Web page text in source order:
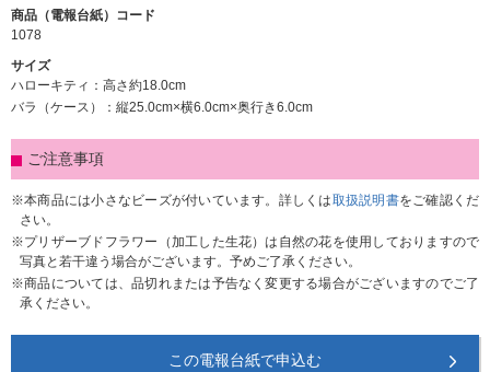
商品（電報台紙）コード
1078
サイズ
ハローキティ：高さ約18.0cm
バラ（ケース）：縦25.0cm×横6.0cm×奥行き6.0cm
ご注意事項
本商品には小さなビーズが付いています。詳しくは取扱説明書をご確認くだ
さい。
プリザーブドフラワー（加工した生花）は自然の花を使用しておりますので
写真と若干違う場合がございます。予めご了承ください。
商品については、品切れまたは予告なく変更する場合がございますのでご了
承ください。
この電報台紙で申込む